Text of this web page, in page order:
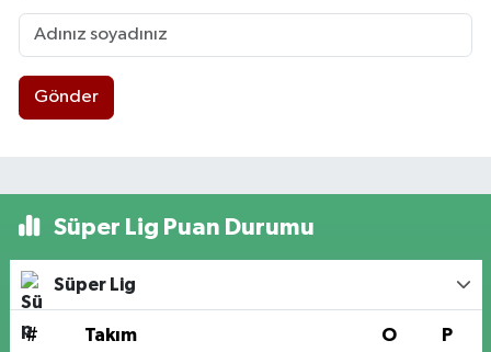
Gönder
Süper Lig Puan Durumu
Süper Lig
# Takım O P